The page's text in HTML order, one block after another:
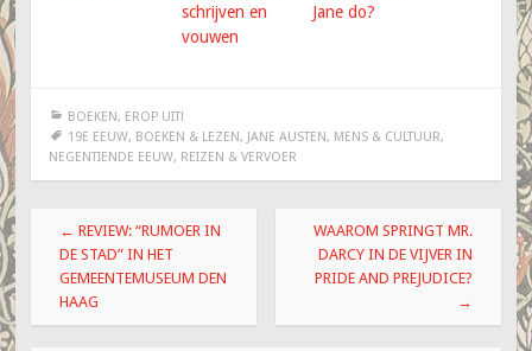
schrijven en
vouwen
Jane do?
BOEKEN, EROP UIT!
19E EEUW, BOEKEN & LEZEN, JANE AUSTEN, MENS & CULTUUR,
NEGENTIENDE EEUW, REIZEN & VERVOER
Berichtnavigatie
← REVIEW: “RUMOER IN
DE STAD” IN HET
GEMEENTEMUSEUM DEN
HAAG
WAAROM SPRINGT MR.
DARCY IN DE VIJVER IN
PRIDE AND PREJUDICE?
→